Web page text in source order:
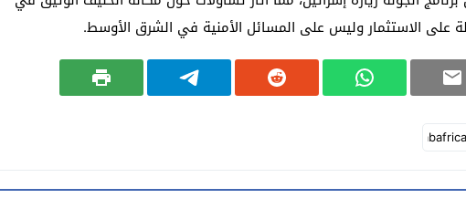
على الاستثمار وليس على المسائل الأمنية في الشرق الأوسط.